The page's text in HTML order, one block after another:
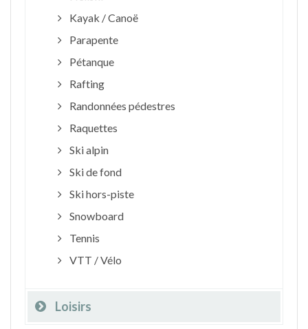
Kayak / Canoë
Parapente
Pétanque
Rafting
Randonnées pédestres
Raquettes
Ski alpin
Ski de fond
Ski hors-piste
Snowboard
Tennis
VTT / Vélo
Loisirs